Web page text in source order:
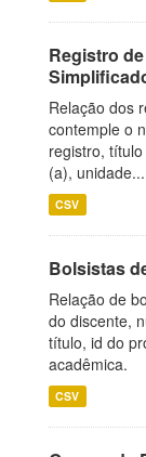
Registro
Relação dos
contemple o
registro,
(a), unidade...
CSV
Bolsistas
Relação de
do discente,
título, id do
acadêmica.
CSV